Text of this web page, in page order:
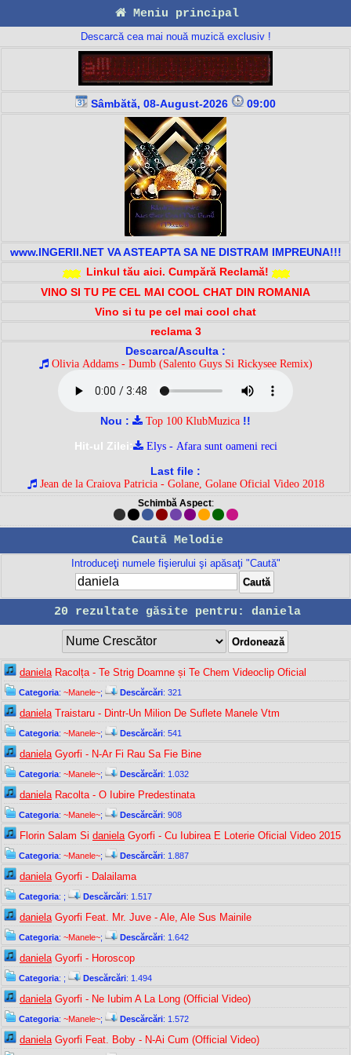
Meniu principal
Descarcă cea mai nouă muzică exclusiv !
Sâmbătă, 08-August-2026 09:00
www.INGERII.NET VA ASTEAPTA SA NE DISTRAM IMPREUNA!!!
Linkul tău aici. Cumpără Reclamă!
VINO SI TU PE CEL MAI COOL CHAT DIN ROMANIA
Vino si tu pe cel mai cool chat
reclama 3
Descarca/Asculta :
Olivia Addams - Dumb (Salento Guys Si Rickysee Remix)
Nou : Top 100 KlubMuzica !!
Hit-ul Zilei:
Elys - Afara sunt oameni reci
Last file :
Jean de la Craiova Patricia - Golane, Golane Oficial Video 2018
Schimbă Aspect:
Caută Melodie
Introduceţi numele fişierului şi apăsaţi "Caută"
20 rezultate găsite pentru: daniela
daniela Racolța - Te Strig Doamne și Te Chem Videoclip Oficial
Categoria: ~Manele~; Descărcări: 321
daniela Traistaru - Dintr-Un Milion De Suflete Manele Vtm
Categoria: ~Manele~; Descărcări: 541
daniela Gyorfi - N-Ar Fi Rau Sa Fie Bine
Categoria: ~Manele~; Descărcări: 1.032
daniela Racolta - O Iubire Predestinata
Categoria: ~Manele~; Descărcări: 908
Florin Salam Si daniela Gyorfi - Cu Iubirea E Loterie Oficial Video 2015
Categoria: ~Manele~; Descărcări: 1.887
daniela Gyorfi - Dalailama
Categoria: ; Descărcări: 1.517
daniela Gyorfi Feat. Mr. Juve - Ale, Ale Sus Mainile
Categoria: ~Manele~; Descărcări: 1.642
daniela Gyorfi - Horoscop
Categoria: ; Descărcări: 1.494
daniela Gyorfi - Ne Iubim A La Long (Official Video)
Categoria: ~Manele~; Descărcări: 1.572
daniela Gyorfi Feat. Boby - N-Ai Cum (Official Video)